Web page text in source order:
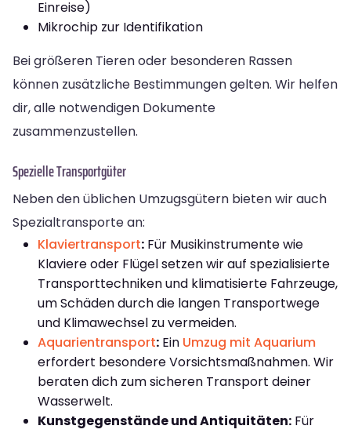
Einreise)
Mikrochip zur Identifikation
Bei größeren Tieren oder besonderen Rassen
können zusätzliche Bestimmungen gelten. Wir helfen
dir, alle notwendigen Dokumente
zusammenzustellen.
Spezielle Transportgüter
Neben den üblichen Umzugsgütern bieten wir auch
Spezialtransporte an:
Klaviertransport: Für Musikinstrumente wie
Klaviere oder Flügel setzen wir auf spezialisierte
Transporttechniken und klimatisierte Fahrzeuge,
um Schäden durch die langen Transportwege
und Klimawechsel zu vermeiden.
Aquarientransport: Ein Umzug mit Aquarium
erfordert besondere Vorsichtsmaßnahmen. Wir
beraten dich zum sicheren Transport deiner
Wasserwelt.
Kunstgegenstände und Antiquitäten: Für